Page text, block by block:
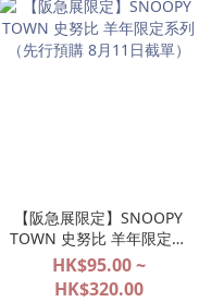
【阪急展限定】SNOOPY
TOWN 史努比 羊年限定系
列（先行預購 8月11日截
單）
HK$95.00 ~
HK$320.00